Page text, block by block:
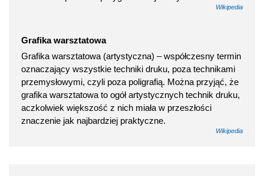
Wikipedia
Grafika warsztatowa
Grafika warsztatowa (artystyczna) – współczesny termin
oznaczający wszystkie techniki druku, poza technikami
przemysłowymi, czyli poza poligrafią. Można przyjąć, że
grafika warsztatowa to ogół artystycznych technik druku,
aczkolwiek większość z nich miała w przeszłości
znaczenie jak najbardziej praktyczne.
Wikipedia